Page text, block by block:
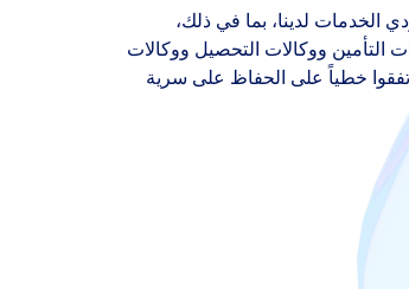
الخدمات لدينا، بما في ذلك،
ووكالات التحصيل ووكالات
اتفقوا خطياً على الحفاظ على سرية